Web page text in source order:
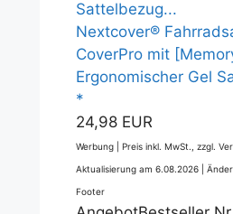
Nextcover®
CoverPro mit
Ergonomischer Gel
*
24,98 EUR
Werbung | Preis inkl. MwSt., zzgl.
Aktualisierung am 6.08.2026 |
Footer